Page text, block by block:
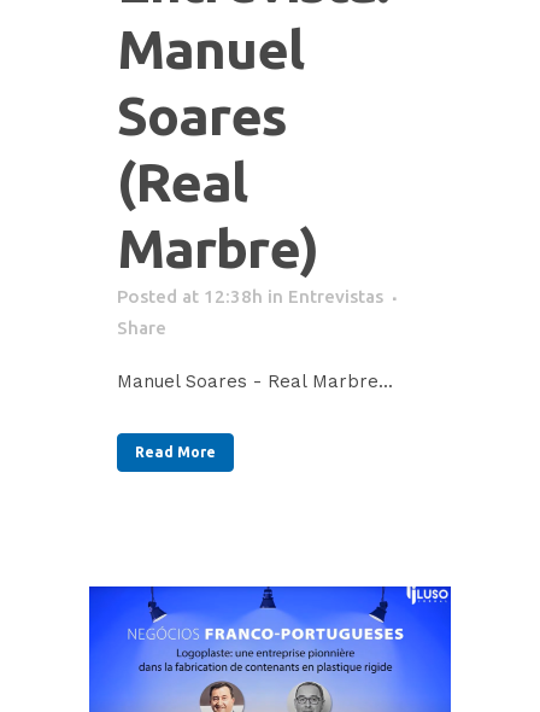
Manuel
Soares
(Real
Marbre)
Posted at 12:38h in Entrevistas
Share
Manuel Soares - Real Marbre...
Read More